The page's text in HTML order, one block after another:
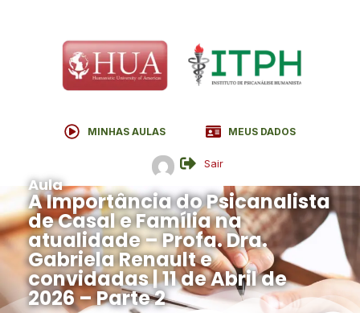
MINHAS AULAS MEUS DADOS
Sair
Aula
A Importância do Psicanalista
de Casal e Família na
atualidade – Profa. Dra.
Gabriela Renault e
convidadas | 11 de Abril de
2026 – Parte 2